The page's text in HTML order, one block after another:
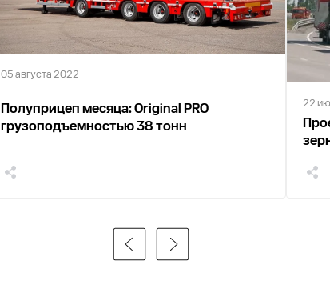
05 августа 2022
Полуприцеп месяца: Original PRO
грузоподъемностью 38 тонн
22